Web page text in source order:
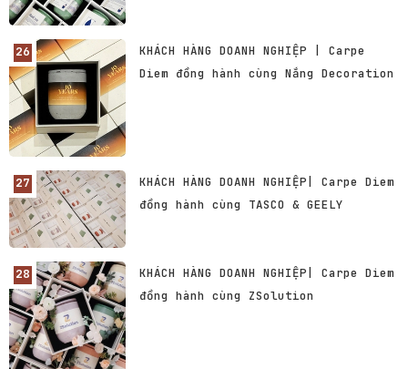
KHÁCH HÀNG DOANH NGHIỆP | Carpe
Diem đồng hành cùng Nắng Decoration
KHÁCH HÀNG DOANH NGHIỆP| Carpe Diem
đồng hành cùng TASCO & GEELY
KHÁCH HÀNG DOANH NGHIỆP| Carpe Diem
đồng hành cùng ZSolution